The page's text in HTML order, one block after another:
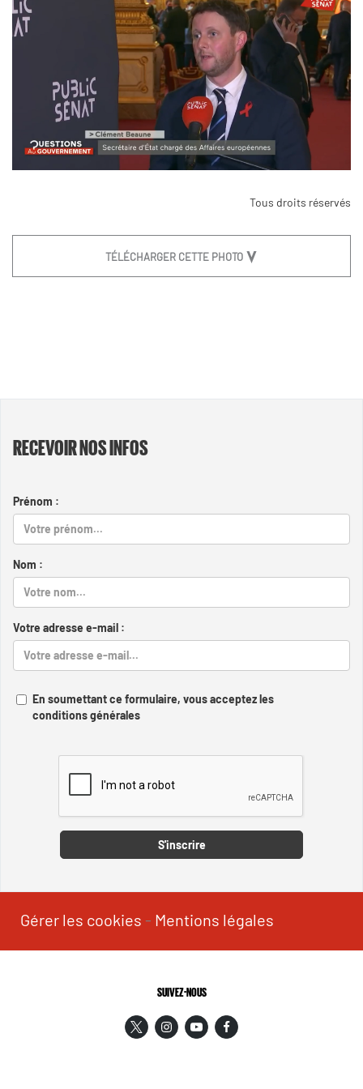
Tous droits réservés
TÉLÉCHARGER CETTE PHOTO
RECEVOIR NOS INFOS
Prénom :
Nom :
Votre adresse e-mail :
En soumettant ce formulaire, vous acceptez les
conditions générales
S'inscrire
Gérer les cookies - Mentions légales
SUIVEZ-NOUS